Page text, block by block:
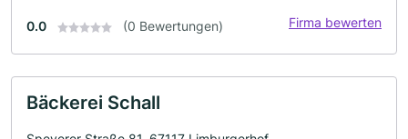
0.0 (0 Bewertungen) Firma bewerten
Bäckerei Schall